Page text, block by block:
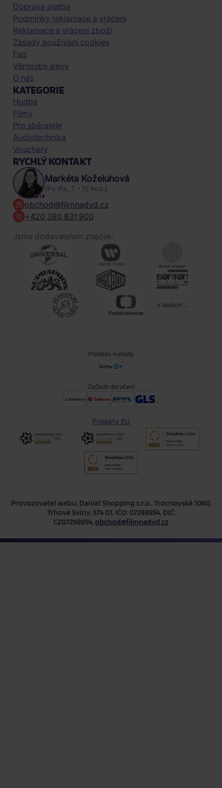
Doprava platba
Podmínky reklamace a vrácení
Reklamace a vrácení zboží
Zásady používání cookies
Faq
Věrnostní slevy
O nás
KATEGORIE
Hudba
Filmy
Pro sběratele
Audiotechnika
Vouchery
RYCHLÝ KONTAKT
Markéta Koželuhová
(Po-Pa, 7 - 15 hod.)
obchod@filmnadvd.cz
+420 380 831 900
Jsme dodavatelem značek:
a dalších ...
Platební metody
Způsob doručení
Projekty EU
Provozovatel webu: Daniel Shopping s.r.o., Trocnovská 1060,
Trhové Sviny, 374 01, IČO: 07298854, DIČ:
CZ07298854, obchod@filmnadvd.cz